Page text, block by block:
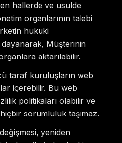
hallerde ve usulde
organlarının talebi
hukuki
Müşterinin
aktarılabilir.
taraf kuruluşların web
içerebilir. Bu web
politikaları olabilir ve
sorumluluk taşımaz.
yeniden